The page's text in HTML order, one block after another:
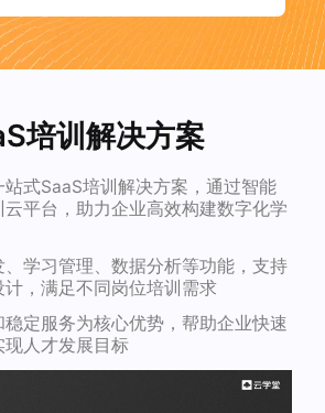
培训解决方案
式SaaS培训解决方案，通过智能
平台，助力企业高效构建数字化学
学习管理、数据分析等功能，支持
，满足不同岗位培训需求
定服务为核心优势，帮助企业快速
人才发展目标